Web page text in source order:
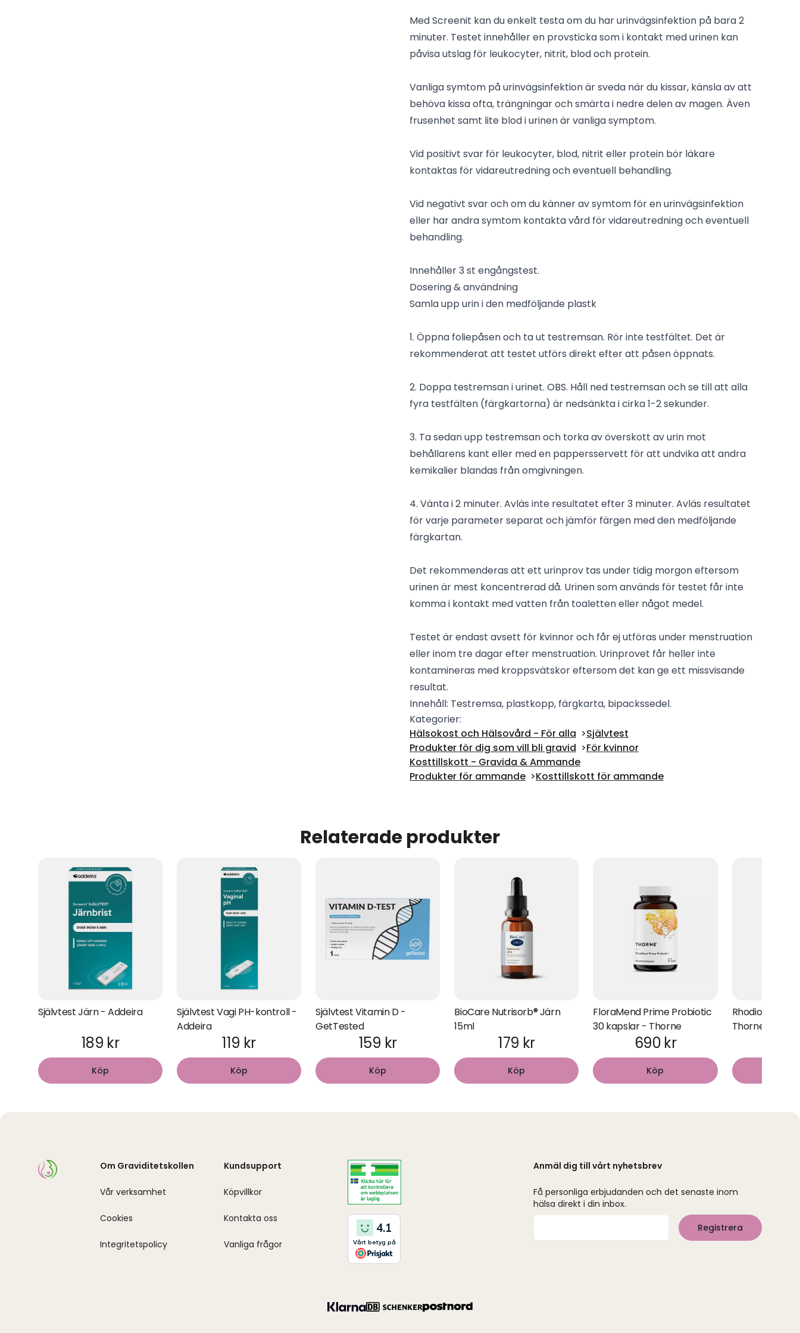
Med Screenit kan du enkelt testa om du har urinvägsinfektion på bara 2
minuter. Testet innehåller en provsticka som i kontakt med urinen kan
påvisa utslag för leukocyter, nitrit, blod och protein.
Vanliga symtom på urinvägsinfektion är sveda när du kissar, känsla av att
behöva kissa ofta, trängningar och smärta i nedre delen av magen. Även
frusenhet samt lite blod i urinen är vanliga symptom.
Vid positivt svar för leukocyter, blod, nitrit eller protein bör läkare
kontaktas för vidareutredning och eventuell behandling.
Vid negativt svar och om du känner av symtom för en urinvägsinfektion
eller har andra symtom kontakta vård för vidareutredning och eventuell
behandling.
Innehåller 3 st engångstest.
Dosering & användning
Samla upp urin i den medföljande plastk
1. Öppna foliepåsen och ta ut testremsan. Rör inte testfältet. Det är
rekommenderat att testet utförs direkt efter att påsen öppnats.
2. Doppa testremsan i urinet. OBS. Håll ned testremsan och se till att alla
fyra testfälten (färgkartorna) är nedsänkta i cirka 1-2 sekunder.
3. Ta sedan upp testremsan och torka av överskott av urin mot
behållarens kant eller med en pappersservett för att undvika att andra
kemikalier blandas från omgivningen.
4. Vänta i 2 minuter. Avläs inte resultatet efter 3 minuter. Avläs resultatet
för varje parameter separat och jämför färgen med den medföljande
färgkartan.
Det rekommenderas att ett urinprov tas under tidig morgon eftersom
urinen är mest koncentrerad då. Urinen som används för testet får inte
komma i kontakt med vatten från toaletten eller något medel.
Testet är endast avsett för kvinnor och får ej utföras under menstruation
eller inom tre dagar efter menstruation. Urinprovet får heller inte
kontamineras med kroppsvätskor eftersom det kan ge ett missvisande
resultat.
Innehåll: Testremsa, plastkopp, färgkarta, bipackssedel.
Kategorier:
Hälsokost och Hälsovård - För alla
Självtest
Produkter för dig som vill bli gravid
För kvinnor
Kosttillskott - Gravida & Ammande
Produkter för ammande
Kosttillskott för ammande
Relaterade produkter
Självtest Järn - Addeira
189 kr
Köp
Självtest Vagi PH-kontroll -
Addeira
119 kr
Köp
Självtest Vitamin D -
GetTested
159 kr
Köp
BioCare Nutrisorb® Järn
15ml
179 kr
Köp
FloraMend Prime Probiotic
30 kapslar - Thorne
690 kr
Köp
Rhodiola
Thorne
Om Graviditetskollen
Vår verksamhet
Cookies
Integritetspolicy
Kundsupport
Köpvillkor
Kontakta oss
Vanliga frågor
Anmäl dig till vårt nyhetsbrev
Få personliga erbjudanden och det senaste inom
hälsa direkt i din inbox.
Registrera